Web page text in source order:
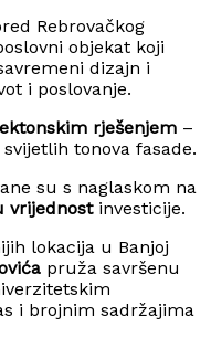
Rebrovačkog
objekat koji
dizajn i
i poslovanje.
rješenjem –
tonova fasade.
su s naglaskom na
vrijednostinvesticije.
lokacija u Banjoj
pruža savršenu
i brojnim sadržajima